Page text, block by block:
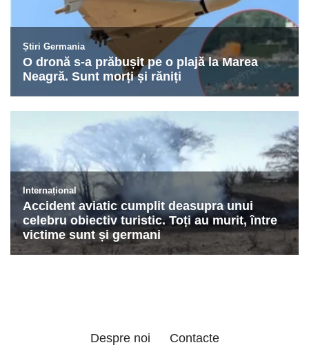
Despre noi Contacte